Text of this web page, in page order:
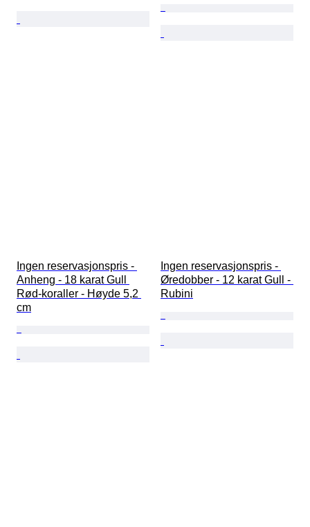
Ingen reservasjonspris -
Anheng - 18 karat Gull
Rød-koraller - Høyde 5,2
cm
Ingen reservasjonspris -
Øredobber - 12 karat Gull -
Rubini